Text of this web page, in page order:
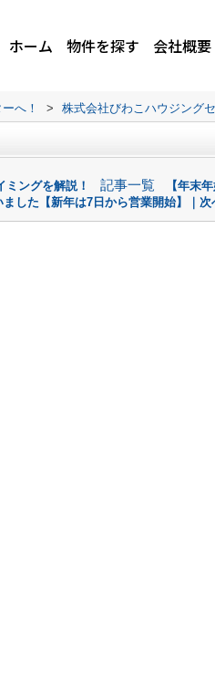
ホーム 物件を探す 会社概要
へ！ > 株式会社びわこハウジング
ングを解説！ 記事一覧
【年末
した【新年は7日から営業開始】｜